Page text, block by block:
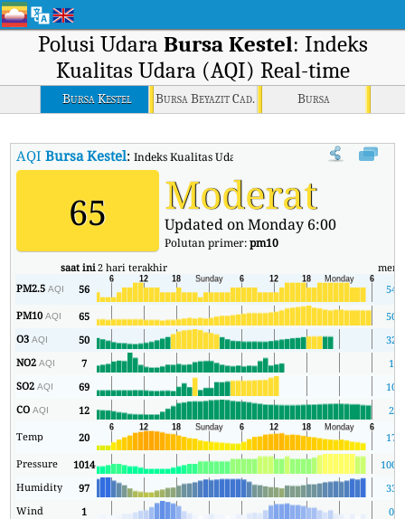
Polusi Udara Bursa Kestel: Indeks
Kualitas Udara (AQI) Real-time
Bursa Kestel Bursa Beyazit Cad. Bursa
AQIBursa Kestel:Indeks Kualitas Udara (AQI) Real-time Bursa Kestel.
65 Moderat
Updated on Monday 6:00
Polutan primer:pm10
saat ini2 hari terakhir
PM2.5AQI 56
54
PM10AQI 65
50
O3AQI 50
32
NO2AQI 7
1
SO2AQI 69
10
COAQI 12
2
Temp
20
17
Pressure
1014
1009
Humidity
97
33
Wind
1 0